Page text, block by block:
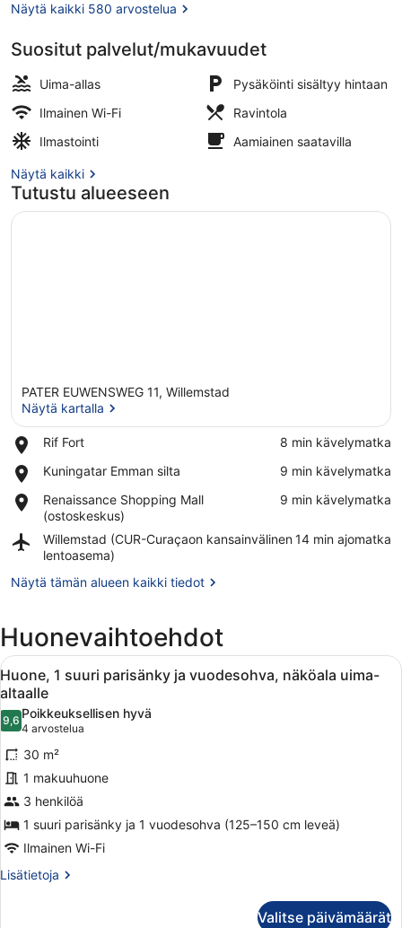
Ulkouima-allas
Näytä kaikki 580 arvostelua
Suositut palvelut/mukavuudet
Uima-allas
Pysäköinti sisältyy hintaan
Ilmainen Wi-Fi
Ravintola
Ilmastointi
Aamiainen saatavilla
Näytä kaikki
Tutustu alueeseen
PATER EUWENSWEG 11, Willemstad
Näytä kartalla
Rif Fort
Place,
Fort
‪8 min kävelymatka‬
Kuningatar Emman silta
Place,
Emman
silta
‪9 min kävelymatka‬
Renaissance Shopping Mall
(ostoskeskus)
Place,
Renaissance
Shopping
Mall
(ostoskeskus)
‪9 min kävelymatka‬
Willemstad (CUR-Curaçaon kansainvälinen
lentoasema)
Airport,
Willemstad
Curaçaon
‪14 min ajomatka‬
Näytä tämän alueen kaikki tiedot
Huonevaihtoehdot
Avaa
kaikki
huonetyypin
Huone,
1
suuri
parisänky
ja
vuodesohva,
näköala
uima-
Hotellihuone, jossa on suuri
9
Huone, 1 suuri parisänky ja vuodesohva, näköala uima-
altaalle
9,69,6 kautta 10
Poikkeuksellisen hyvä
4 arvostelua
(4
arvostelua)
30 m²
1 makuuhuone
3 henkilöä
1 suuri parisänky ja 1 vuodesohva (125–150 cm leveä)
Ilmainen Wi-Fi
Lisätietoja
Lisätietoja
Valitse päivämäärät